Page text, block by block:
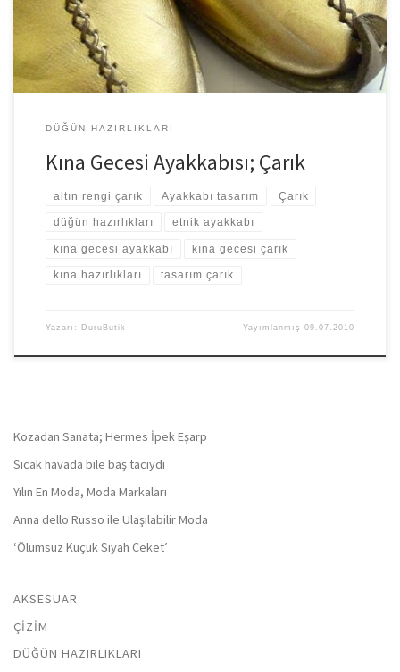
DÜĞÜN HAZIRLIKLARI
Kına Gecesi Ayakkabısı; Çarık
altın rengi çarık Ayakkabı tasarım Çarık
düğün hazırlıkları etnik ayakkabı
kına gecesi ayakkabı kına gecesi çarık
kına hazırlıkları tasarım çarık
Yazarı: DuruButik Yayımlanmış09.07.2010
Kozadan Sanata; Hermes İpek Eşarp
Sıcak havada bile baş tacıydı
Yılın En Moda, Moda Markaları
Anna dello Russo ile Ulaşılabilir Moda
‘Ölümsüz Küçük Siyah Ceket’
AKSESUAR
ÇIZIM
DÜĞÜN HAZIRLIKLARI